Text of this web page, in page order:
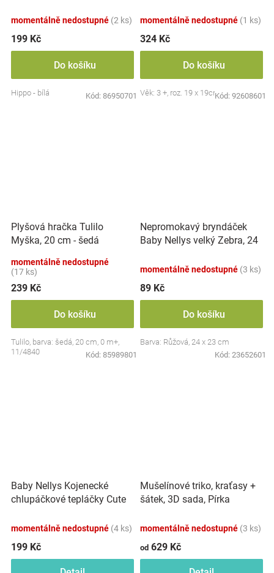
momentálně nedostupné (2 ks)
199 Kč
Do košíku
Hippo - bílá Kód: 86950701
momentálně nedostupné (1 ks)
324 Kč
Do košíku
Věk: 3 +, roz. 19 x 19cmKód: 92608601
Plyšová hračka Tulilo
Myška, 20 cm - šedá
momentálně nedostupné
(17 ks)
239 Kč
Do košíku
Tulilo, barva: šedá, 20 cm, 0 m+,
11/4840
Kód: 85989801
Nepromokavý bryndáček
Baby Nellys velký Zebra, 24
momentálně nedostupné (3 ks)
89 Kč
Do košíku
Barva: Růžová, 24 x 23 cm
Kód: 23652601
Baby Nellys Kojenecké
chlupáčkové tepláčky Cute
momentálně nedostupné (4 ks)
199 Kč
Mušelínové triko, kraťasy +
šátek, 3D sada, Pírka
momentálně nedostupné (3 ks)
od 629 Kč